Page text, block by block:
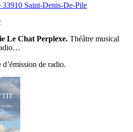
33910 Saint-Denis-De-Pile
Le Chat Perplexe. Théâtre musical
de radio.